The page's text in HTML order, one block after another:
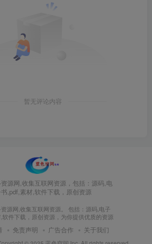
暂无评论内容
源网,收集互联网资源，包括：源码,电
,pdf,素材,软件下载，原创资源
源网,收集互联网资源。 包括：源码,电子
软件下载，原创资源，为你提供优质的资源
免责声明 广告合作 关于我们